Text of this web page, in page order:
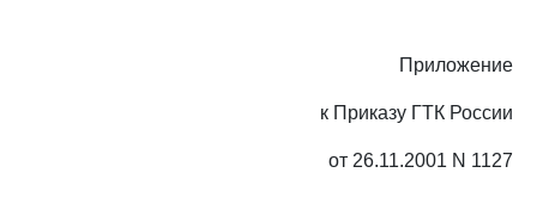
Приложение
к Приказу ГТК России
от 26.11.2001 N 1127